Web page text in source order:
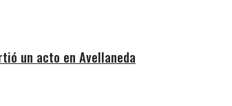
un acto en Avellaneda